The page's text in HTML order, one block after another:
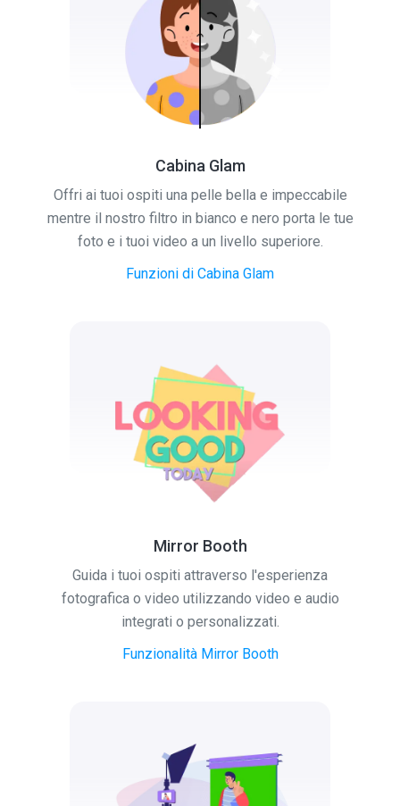
Cabina Glam
Offri ai tuoi ospiti una pelle bella e impeccabile
mentre il nostro filtro in bianco e nero porta le tue
foto e i tuoi video a un livello superiore.
Funzioni di Cabina Glam
Mirror Booth
Guida i tuoi ospiti attraverso l'esperienza
fotografica o video utilizzando video e audio
integrati o personalizzati.
Funzionalità Mirror Booth